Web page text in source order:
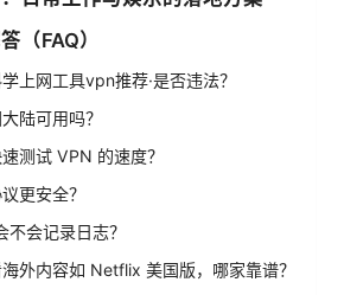
（FAQ）
上网工具vpn推荐·是否违法？
陆可用吗？
测试 VPN 的速度？
更安全？
不会记录日志？
外内容如 Netflix 美国版，哪家靠谱？